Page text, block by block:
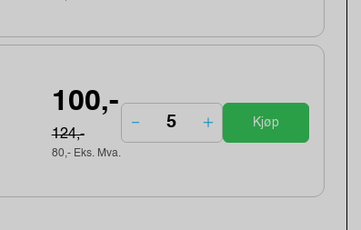
100,-
124,-
80,- Eks. Mva.
Kjøp